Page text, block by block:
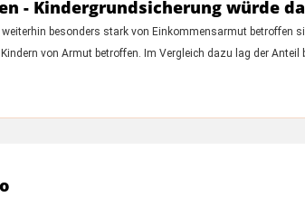
- Kindergrundsicherung würde
besonders stark von Einkommensarmut betroffen
von Armut betroffen. Im Vergleich dazu lag der Anteil